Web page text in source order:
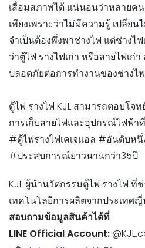
เสื่อมสภาพได้ แน่นอนว่าหลายคน
เพียงเพราะว่าไม่มีความรู้ เปลี่ยน
จำเป็นต้องพึ่งพาช่างไฟ แต่ช่างไ
ว่าตู้ไฟ รางไฟเก่า หรือสายไฟเก่
ปลอดภัยต่อการทำงานของช่างไฟ
ตู้ไฟ รางไฟ KJL สามารถตอบโจ
การเก็บสายไฟและอุปกรณ์ไฟฟ้า
#ตู้ไฟรางไฟเคเจแอล #อันดับห
#ประสบการณ์ยาวนานกว่า35ปี
KJL ผู้นำนวัตกรรมตู้ไฟ รางไฟ ที่
เทคโนโลยีการผลิตจากประเทศ
สอบถามข้อมูลสินค้าได้ที่
LINE Official Account: